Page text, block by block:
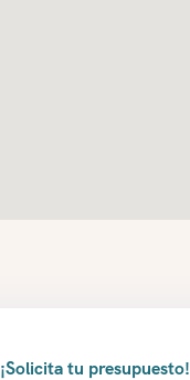
¡Solicita tu presupuesto!